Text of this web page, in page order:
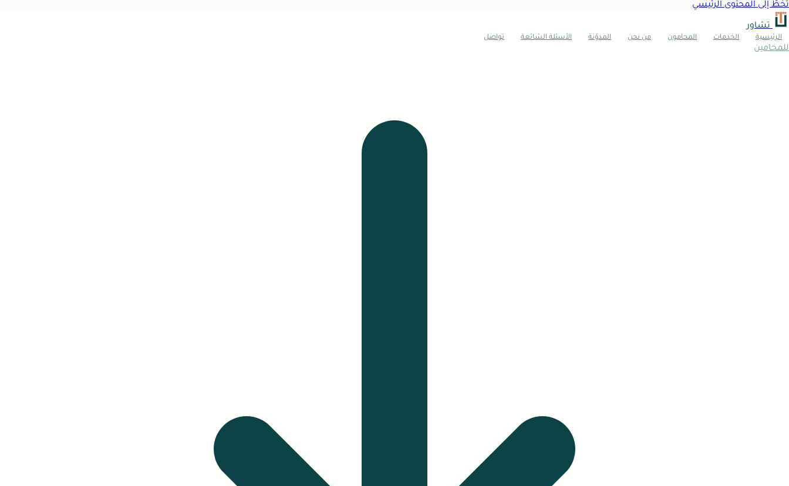
تخطَّ إلى المحتوى الرئيسي
تشاور
الرئيسية الخدمات المحامون من نحن المدوّنة الأسئلة الشائعة تواصل
للمحامين